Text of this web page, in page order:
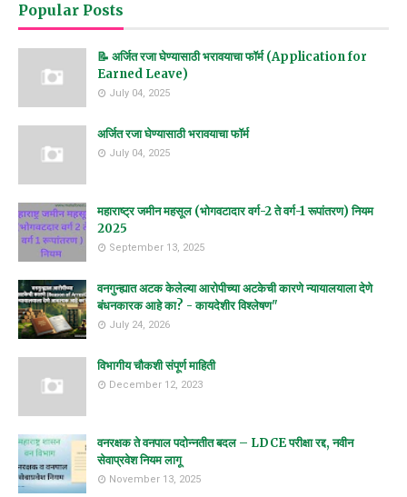
Popular Posts
📝 अर्जित रजा घेण्यासाठी भरावयाचा फॉर्म (Application for
Earned Leave)
July 04, 2025
अर्जित रजा घेण्यासाठी भरावयाचा फॉर्म
July 04, 2025
महाराष्ट्र जमीन महसूल (भोगवटादार वर्ग-2 ते वर्ग-1 रूपांतरण) नियम
2025
September 13, 2025
वनगुन्ह्यात अटक केलेल्या आरोपीच्या अटकेची कारणे न्यायालयाला देणे
बंधनकारक आहे का? - कायदेशीर विश्लेषण"
July 24, 2026
विभागीय चौकशी संपूर्ण माहिती
December 12, 2023
वनरक्षक ते वनपाल पदोन्नतीत बदल – LDCE परीक्षा रद्द, नवीन
सेवाप्रवेश नियम लागू
November 13, 2025